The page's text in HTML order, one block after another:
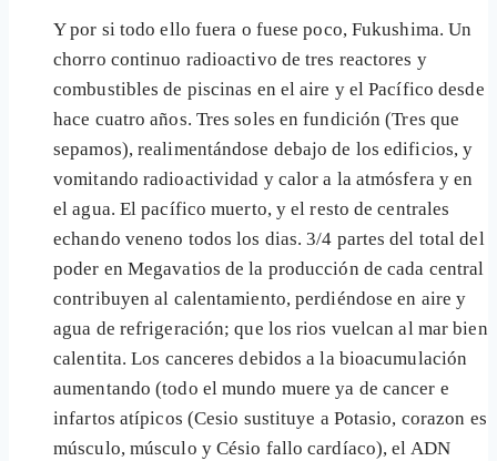
Y por si todo ello fuera o fuese poco, Fukushima. Un
chorro continuo radioactivo de tres reactores y
combustibles de piscinas en el aire y el Pacífico desde
hace cuatro años. Tres soles en fundición (Tres que
sepamos), realimentándose debajo de los edificios, y
vomitando radioactividad y calor a la atmósfera y en
el agua. El pacífico muerto, y el resto de centrales
echando veneno todos los dias. 3/4 partes del total del
poder en Megavatios de la producción de cada central
contribuyen al calentamiento, perdiéndose en aire y
agua de refrigeración; que los rios vuelcan al mar bien
calentita. Los canceres debidos a la bioacumulación
aumentando (todo el mundo muere ya de cancer e
infartos atípicos (Cesio sustituye a Potasio, corazon es
músculo, músculo y Césio fallo cardíaco), el ADN